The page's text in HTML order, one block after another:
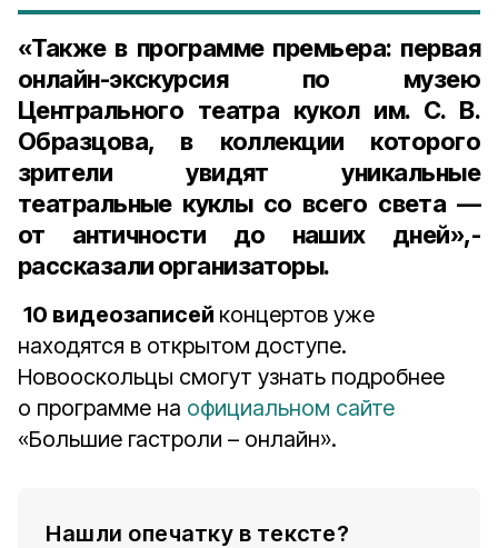
«Также в программе премьера: первая
онлайн-экскурсия по музею
Центрального театра кукол им. С. В.
Образцова, в коллекции которого
зрители увидят уникальные
театральные куклы со всего света —
от античности до наших дней»,-
рассказали организаторы.
10 видеозаписей концертов уже
находятся в открытом доступе.
Новооскольцы смогут узнать подробнее
о программе на официальном сайте
«Большие гастроли – онлайн».
Нашли опечатку в тексте?